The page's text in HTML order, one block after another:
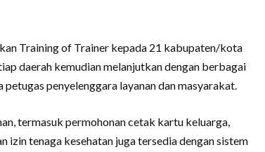
Training of Trainer kepada 21 kabupaten/kota
daerah kemudian melanjutkan dengan berbagai
penyelenggara layanan dan masyarakat.
termasuk permohonan cetak kartu keluarga,
izin tenaga kesehatan juga tersedia dengan sistem